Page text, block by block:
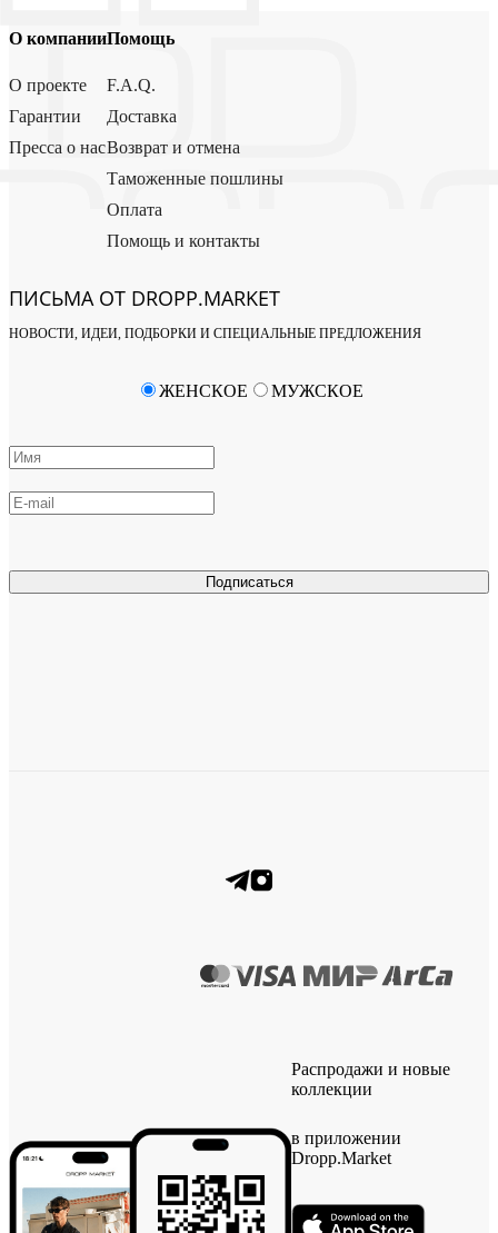
О компании
О проекте
Гарантии
Пресса о нас
Помощь
F.A.Q.
Доставка
Возврат и отмена
Таможенные пошлины
Оплата
Помощь и контакты
ПИСЬМА ОТ DROPP.MARKET
НОВОСТИ, ИДЕИ, ПОДБОРКИ И СПЕЦИАЛЬНЫЕ ПРЕДЛОЖЕНИЯ
Подписаться
ЖЕНСКОЕ МУЖСКОЕ
Распродажи и новые
коллекции
в приложении
Dropp.Market